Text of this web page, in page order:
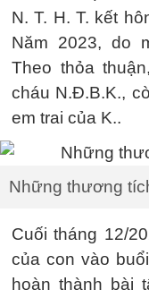
N. T. H. T. kết
Năm 2023, do
Theo thỏa
cháu N.Đ.B.K.,
em trai của K..
Những thương
Cuối tháng 12/
của con vào
hoàn thành bài